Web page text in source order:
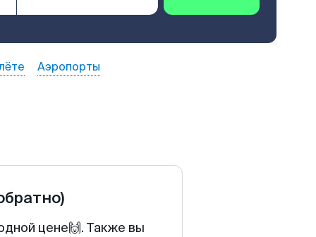
Аэропорты
цене🙌. Также вы